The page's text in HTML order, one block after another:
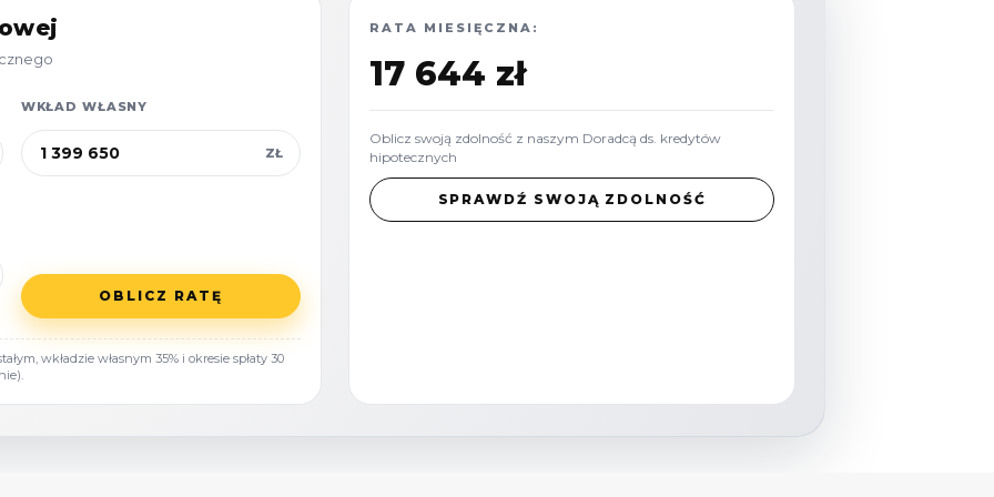
o szerokości min.
400 m²
WKŁAD WŁASNY
ZŁ
OBLICZ RATĘ
wkładzie własnym 35% i okresie spłaty 30
RATA MIESIĘCZNA:
17 644 zł
Oblicz swoją zdolność z naszym Doradcą ds. kredytów
hipotecznych
SPRAWDŹ SWOJĄ ZDOLNOŚĆ